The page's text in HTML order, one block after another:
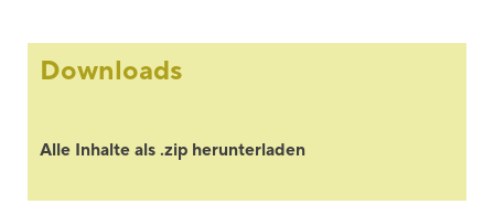
Downloads
Alle Inhalte als .zip herunterladen